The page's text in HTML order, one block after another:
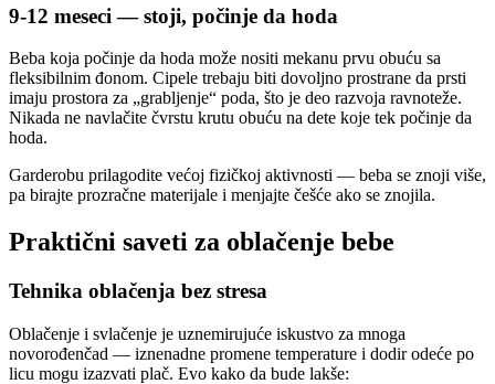
9-12 meseci — stoji, počinje da hoda
Beba koja počinje da hoda može nositi mekanu prvu obuću sa
fleksibilnim đonom. Cipele trebaju biti dovoljno prostrane da prsti
imaju prostora za „grabljenje“ poda, što je deo razvoja ravnoteže.
Nikada ne navlačite čvrstu krutu obuću na dete koje tek počinje da
hoda.
Garderobu prilagodite većoj fizičkoj aktivnosti — beba se znoji više,
pa birajte prozračne materijale i menjajte češće ako se znojila.
Praktični saveti za oblačenje bebe
Tehnika oblačenja bez stresa
Oblačenje i svlačenje je uznemirujuće iskustvo za mnoga
novorođenčad — iznenadne promene temperature i dodir odeće po
licu mogu izazvati plač. Evo kako da bude lakše: